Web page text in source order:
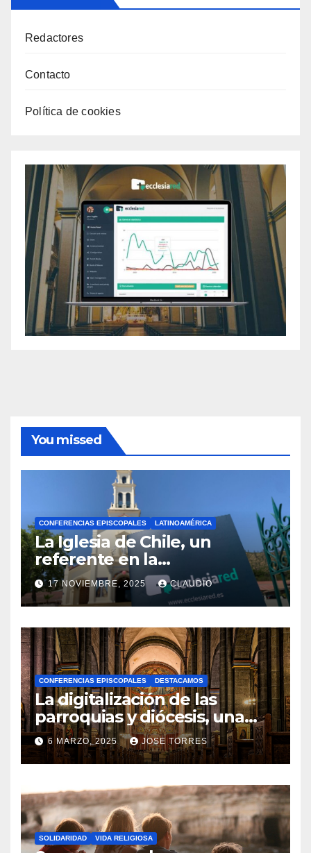
Redactores
Contacto
Política de cookies
You missed
CONFERENCIAS EPISCOPALES LATINOAMÉRICA
La Iglesia de Chile, un
referente en la
transformación digital
gracias a Ecclesiared
17 NOVIEMBRE, 2025 CLAUDIO
N
O
H
A
Y
C
O
M
N
T
A
CONFERENCIAS EPISCOPALES DESTACAMOS
La digitalización de las
parroquias y diócesis, una
realidad ya para el futuro de
la Iglesia
6 MARZO, 2025 JOSE TORRES
N
O
H
A
Y
SOLIDARIDAD VIDA RELIGIOSA